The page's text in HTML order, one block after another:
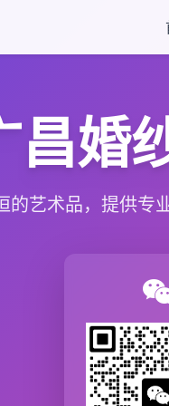
昌婚
的艺术品，提供专